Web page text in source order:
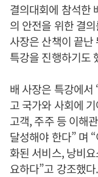
결의대회에 참석한
의 안전을 위한 결
사장은 산책이 끝난
특강을 진행하기도
배 사장은 특강에서
고 국가와 사회에
고객, 주주 등 이해
달성해야 한다” 며
화된 서비스, 낭비
요하다”고 강조했다.